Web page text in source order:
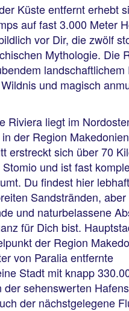
Küste entfernt erhebt
auf fast 3.000 Meter
vor Dir, die zwölf
Mythologie. Die
landschaftlichem
und magisch
Riviera liegt im
der Region
erstreckt sich über 70
und ist fast
Du findest hier
Sandstränden, aber
und naturbelassene
für Dich bist.
der Region
von Paralia entfernte
Stadt mit knapp
der sehenswerten
der nächstgelegene